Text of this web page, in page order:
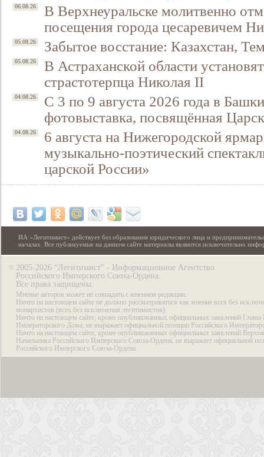
06.08.26
В Верхнеуральске молитвенно
посещения города цесаревичем
05.08.26 Забытое восстание: Казахстан,
05.08.26
В Астраханской области
страстотерпца Николая II
04.08.26
С 3 по 9 августа 2026 года в
фотовыставка, посвящённая
04.08.26
6 августа на Нижегородской
музыкально-поэтический
царской России»
Свидетельство
ИА «Легитимист» действует без образования юридического лица и
началах. Все публикуемые на данном сайте материалы являются исключительно
© 2005-2026 “Легитимист” - Информационное Агентство
Российского Имперского Союза-Ордена.
Все права защищены.
Мнение авторов может не совпадать с мнением редакции.
Ничто на настоящем сайте не должно рассматриваться как мнение всех без
монархистов (всех без исключения легитимистов).
Ничто на настоящем сайте, кроме опубликованных официальных заявлений Главы
Императорского Дома, не выражает официальной позиции Российского
Ничто на настоящем сайте, кроме опубликованных официальных заявлений
Начальника Российского Имперского Союза-Ордена, не выражает официальной
Российского Имперского Союза-Ордена.